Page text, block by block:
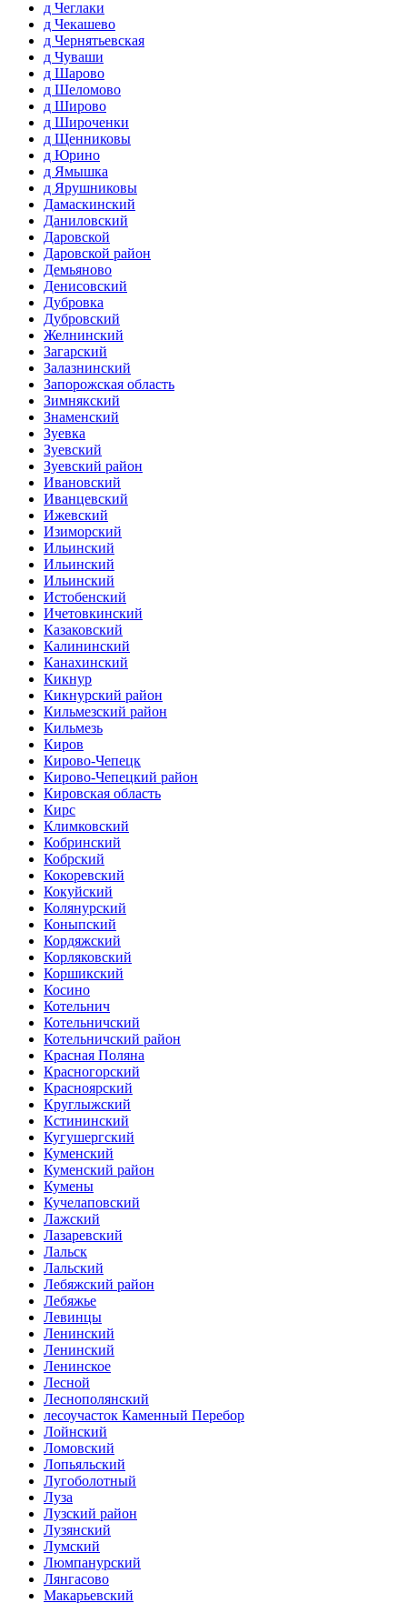
д Чеглаки
д Чекашево
д Чернятьевская
д Чуваши
д Шарово
д Шеломово
д Широво
д Широченки
д Щенниковы
д Юрино
д Ямышка
д Ярушниковы
Дамаскинский
Даниловский
Даровской
Даровской район
Демьяново
Денисовский
Дубровка
Дубровский
Желнинский
Загарский
Залазнинский
Запорожская область
Зимнякский
Знаменский
Зуевка
Зуевский
Зуевский район
Ивановский
Иванцевский
Ижевский
Изиморский
Ильинский
Ильинский
Ильинский
Истобенский
Ичетовкинский
Казаковский
Калининский
Канахинский
Кикнур
Кикнурский район
Кильмезский район
Кильмезь
Киров
Кирово-Чепецк
Кирово-Чепецкий район
Кировская область
Кирс
Климковский
Кобринский
Кобрский
Кокоревский
Кокуйский
Колянурский
Коныпский
Кордяжский
Корляковский
Коршикский
Косино
Котельнич
Котельничский
Котельничский район
Красная Поляна
Красногорский
Красноярский
Круглыжский
Кстининский
Кугушергский
Куменский
Куменский район
Кумены
Кучелаповский
Лажский
Лазаревский
Лальск
Лальский
Лебяжский район
Лебяжье
Левинцы
Ленинский
Ленинский
Ленинское
Лесной
Леснополянский
лесоучасток Каменный Перебор
Лойнский
Ломовский
Лопьяльский
Лугоболотный
Луза
Лузский район
Лузянский
Лумский
Люмпанурский
Лянгасово
Макарьевский